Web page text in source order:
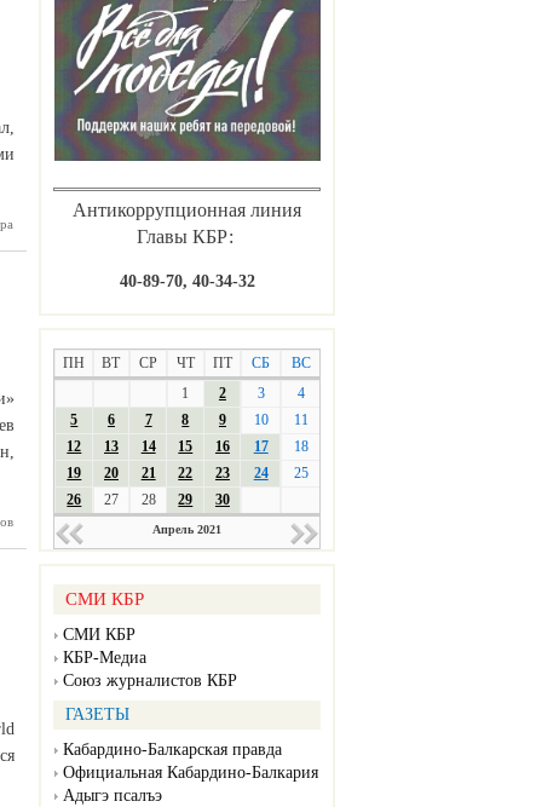
Антикоррупционная линия
Главы КБР:
40-89-70, 40-34-32
ПН ВТ СР ЧТ ПТ СБ
ВС
1
2 3
4
5
6 7 8 9 10
11
12
13 14 15 16 17
18
19
20 21 22 23 24
25
26
27 28 29 30
Апрель 2021
СМИ КБР
СМИ КБР
КБР-Медиа
Союз журналистов КБР
ГАЗЕТЫ
Кабардино-Балкарская правда
Официальная Кабардино-Балкария
Адыгэ псалъэ